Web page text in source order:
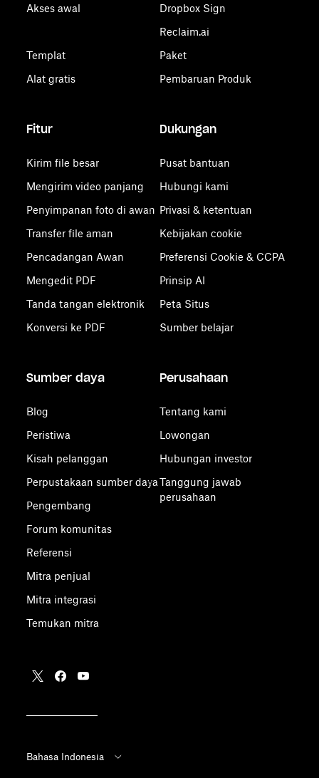
Akses awal
Templat
Alat gratis
Dropbox Sign
Reclaim.ai
Paket
Pembaruan Produk
Fitur
Kirim file besar
Mengirim video panjang
Penyimpanan foto di awan
Transfer file aman
Pencadangan Awan
Mengedit PDF
Tanda tangan elektronik
Konversi ke PDF
Dukungan
Pusat bantuan
Hubungi kami
Privasi & ketentuan
Kebijakan cookie
Preferensi Cookie & CCPA
Prinsip AI
Peta Situs
Sumber belajar
Sumber daya
Blog
Peristiwa
Kisah pelanggan
Perpustakaan sumber daya
Pengembang
Forum komunitas
Referensi
Mitra penjual
Mitra integrasi
Temukan mitra
Perusahaan
Tentang kami
Lowongan
Hubungan investor
Tanggung jawab
perusahaan
Bahasa Indonesia